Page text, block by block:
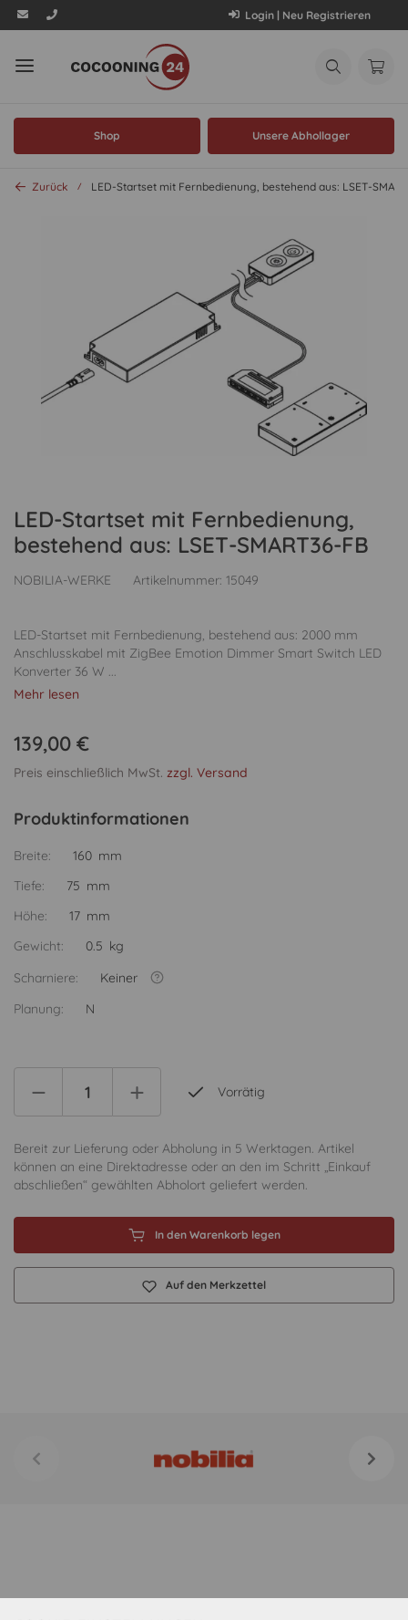
Login | Neu Registrieren
Shop Unsere Abhollager
Zurück LED-Startset mit Fernbedienung, bestehend aus: LSET-
LED-Startset mit Fernbedienung,
bestehend aus: LSET-SMART36-FB
NOBILIA-WERKE Artikelnummer: 15049
LED-Startset mit Fernbedienung, bestehend aus: 2000 mm
Anschlusskabel mit ZigBee Emotion Dimmer Smart Switch LED
Konverter 36 W ...
Mehr lesen
139,00 €
Preis einschließlich MwSt. zzgl. Versand
Produktinformationen
Breite:
160 mm
Tiefe:
75 mm
Höhe:
17 mm
Gewicht:
0.5 kg
Scharniere:
Keiner
Planung:
N
Vorrätig
Bereit zur Lieferung oder Abholung in 5 Werktagen. Artikel
können an eine Direktadresse oder an den im Schritt „Einkauf
abschließen“ gewählten Abholort geliefert werden.
In den Warenkorb legen
Auf den Merkzettel